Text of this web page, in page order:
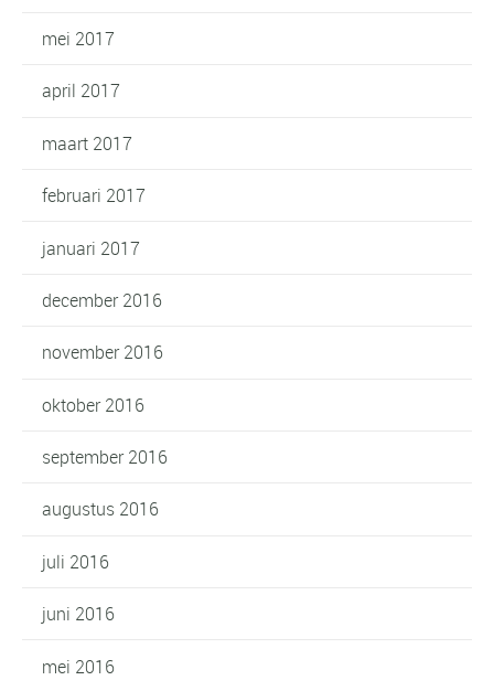
mei 2017
april 2017
maart 2017
februari 2017
januari 2017
december 2016
november 2016
oktober 2016
september 2016
augustus 2016
juli 2016
juni 2016
mei 2016